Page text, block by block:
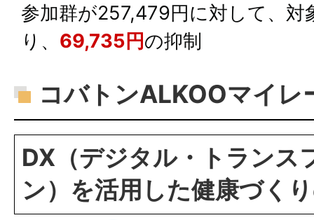
参加群が257,479円に対して、対
り、 69,735円の抑制
コバトンALKOOマイレ
DX（デジタル・トランス
ン）を活用した健康づく